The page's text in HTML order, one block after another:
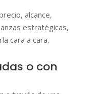
alcance,
estratégicas,
cara a cara.
o con